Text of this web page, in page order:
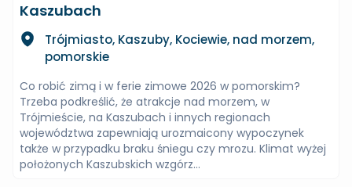
Kaszubach
Trójmiasto, Kaszuby, Kociewie, nad morzem,
pomorskie
Co robić zimą i w ferie zimowe 2026 w pomorskim?
Trzeba podkreślić, że atrakcje nad morzem, w
Trójmieście, na Kaszubach i innych regionach
województwa zapewniają urozmaicony wypoczynek
także w przypadku braku śniegu czy mrozu. Klimat wyżej
położonych Kaszubskich wzgórz...